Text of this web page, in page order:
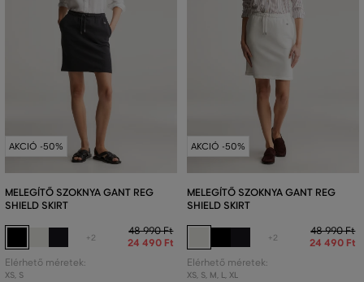
AKCIÓ -50%
MELEGÍTŐ SZOKNYA GANT REG
SHIELD SKIRT
+2
48 990 Ft
24 490 Ft
Elérhető méretek:
XS, S
AKCIÓ -50%
MELEGÍTŐ SZOKNYA GANT REG
SHIELD SKIRT
+2
48 990 Ft
24 490 Ft
Elérhető méretek:
XS, S, M, L, XL